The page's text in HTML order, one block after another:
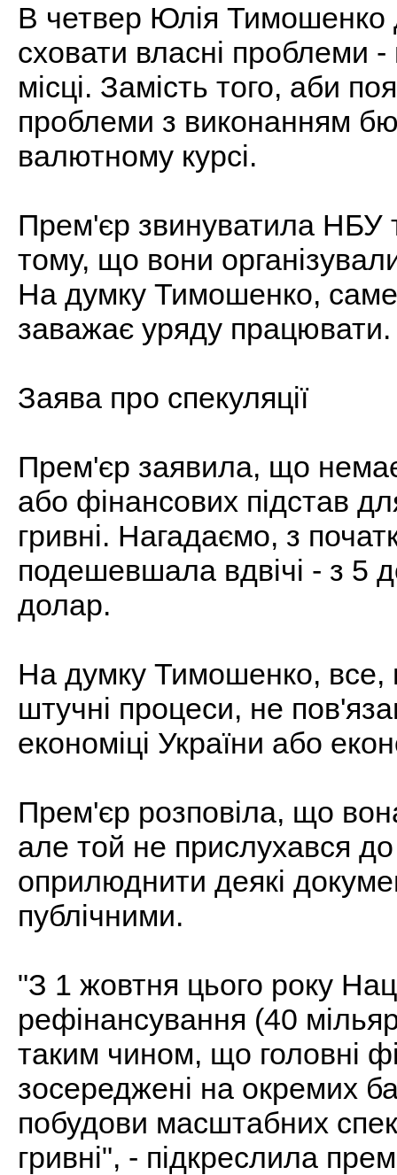
В четвер Юлія Тимошенко
сховати власні проблеми
місці. Замість того, аби
проблеми з виконанням
валютному курсі.
Прем'єр звинуватила НБУ
тому, що вони
На думку Тимошенко,
заважає уряду працювати.
Заява про спекуляції
Прем'єр заявила, що немає
або фінансових підстав
гривні. Нагадаємо, з
подешевшала вдвічі - з 5
долар.
На думку Тимошенко, все,
штучні процеси, не
економіці України або
Прем'єр розповіла, що
але той не прислухався
оприлюднити деякі
публічними.
"З 1 жовтня цього року
рефінансування (40
таким чином, що головні
зосереджені на окремих
побудови масштабних
гривні", - підкреслила